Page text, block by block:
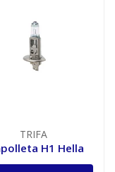
TRIFA
H1 Hella